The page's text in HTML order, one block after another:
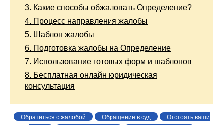
3. Какие способы обжаловать Определение?
4. Процесс направления жалобы
5. Шаблон жалобы
6. Подготовка жалобы на Определение
7. Использование готовых форм и шаблонов
8. Бесплатная онлайн юридическая
консультация
Обратиться с жалобой Обращение в суд
Отстоять ваши